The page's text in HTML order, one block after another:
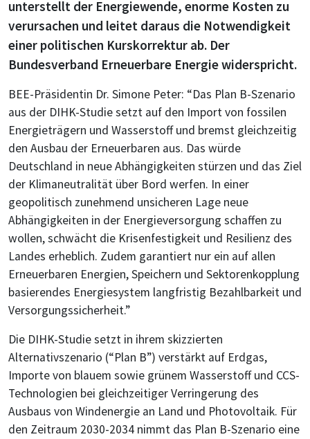
unterstellt der Energiewende, enorme Kosten zu
verursachen und leitet daraus die Notwendigkeit
einer politischen Kurskorrektur ab. Der
Bundesverband Erneuerbare Energie widerspricht.
BEE-Präsidentin Dr. Simone Peter: “Das Plan B-Szenario
aus der DIHK-Studie setzt auf den Import von fossilen
Energieträgern und Wasserstoff und bremst gleichzeitig
den Ausbau der Erneuerbaren aus. Das würde
Deutschland in neue Abhängigkeiten stürzen und das Ziel
der Klimaneutralität über Bord werfen. In einer
geopolitisch zunehmend unsicheren Lage neue
Abhängigkeiten in der Energieversorgung schaffen zu
wollen, schwächt die Krisenfestigkeit und Resilienz des
Landes erheblich. Zudem garantiert nur ein auf allen
Erneuerbaren Energien, Speichern und Sektorenkopplung
basierendes Energiesystem langfristig Bezahlbarkeit und
Versorgungssicherheit.”
Die DIHK-Studie setzt in ihrem skizzierten
Alternativszenario (“Plan B”) verstärkt auf Erdgas,
Importe von blauem sowie grünem Wasserstoff und CCS-
Technologien bei gleichzeitiger Verringerung des
Ausbaus von Windenergie an Land und Photovoltaik. Für
den Zeitraum 2030-2034 nimmt das Plan B-Szenario eine